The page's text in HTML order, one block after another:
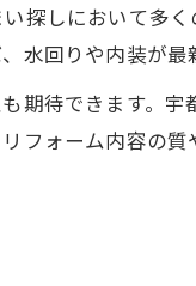
リノベーシ
宇都宮市の
住み替え時
探しにおいて多
水回りや内装が
期待できます。
フォーム内容の